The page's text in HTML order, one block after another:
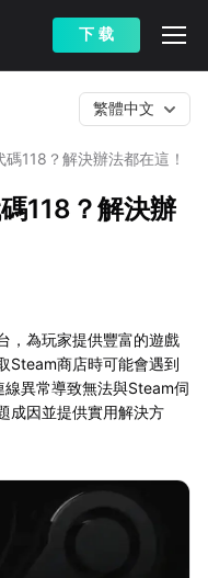
下 载
118？解決辦法都在這！
繁體中文
118？解決辦
，為玩家提供豐富的遊戲
Steam商店時可能會遇到
異常導致無法與Steam伺
成因並提供實用解決方